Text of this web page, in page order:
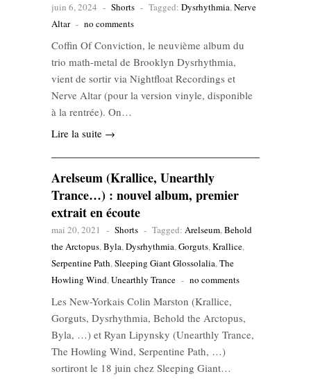
juin 6, 2024 - Shorts - Tagged: Dysrhythmia,Nerve
Altar - no comments
Coffin Of Conviction, le neuvième album du
trio math-metal de Brooklyn Dysrhythmia,
vient de sortir via Nightfloat Recordings et
Nerve Altar (pour la version vinyle, disponible
à la rentrée). On…
Lire la suite →
Arelseum (Krallice, Unearthly
Trance…) : nouvel album, premier
extrait en écoute
mai 20, 2021 - Shorts - Tagged: Arelseum,Behold
the Arctopus,Byla,Dysrhythmia,Gorguts,Krallice,
Serpentine Path,Sleeping Giant Glossolalia,The
Howling Wind,Unearthly Trance - no comments
Les New-Yorkais Colin Marston (Krallice,
Gorguts, Dysrhythmia, Behold the Arctopus,
Byla, …) et Ryan Lipynsky (Unearthly Trance,
The Howling Wind, Serpentine Path, …)
sortiront le 18 juin chez Sleeping Giant…